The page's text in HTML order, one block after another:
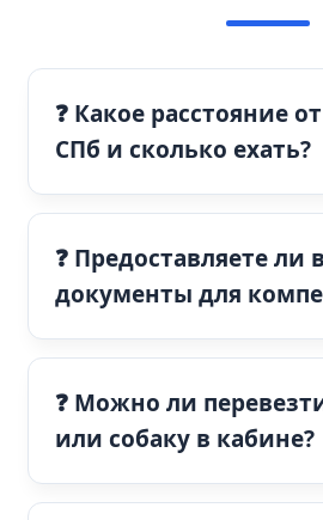
❓ Какое расстояние
СПб и сколько ехать?
❓ Предоставляете ли
документы для
❓ Можно ли
или собаку в кабине?